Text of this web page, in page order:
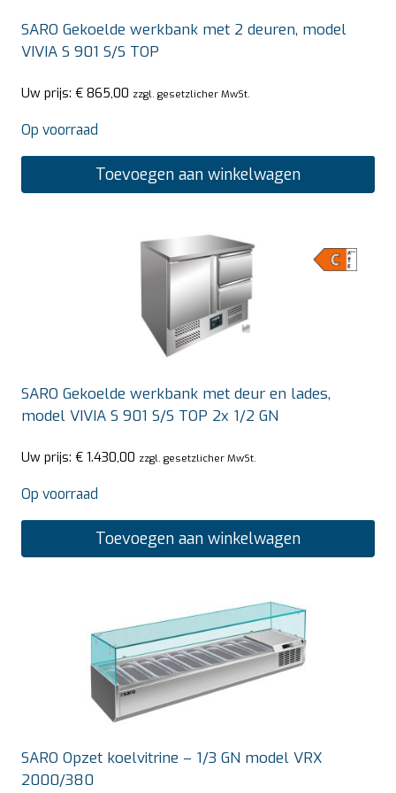
SARO Gekoelde werkbank met 2 deuren, model
VIVIA S 901 S/S TOP
Uw prijs: € 865,00 zzgl. gesetzlicher MwSt.
Op voorraad
Toevoegen aan winkelwagen
SARO Gekoelde werkbank met deur en lades,
model VIVIA S 901 S/S TOP 2x 1/2 GN
Uw prijs: € 1.430,00 zzgl. gesetzlicher MwSt.
Op voorraad
Toevoegen aan winkelwagen
SARO Opzet koelvitrine – 1/3 GN model VRX
2000/380